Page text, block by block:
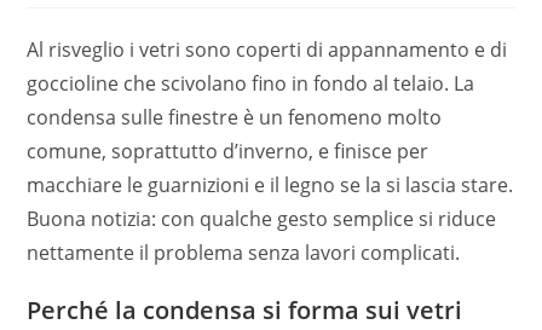
Al risveglio i vetri sono coperti di appannamento e di
goccioline che scivolano fino in fondo al telaio. La
condensa sulle finestre è un fenomeno molto
comune, soprattutto d’inverno, e finisce per
macchiare le guarnizioni e il legno se la si lascia stare.
Buona notizia: con qualche gesto semplice si riduce
nettamente il problema senza lavori complicati.
Perché la condensa si forma sui vetri